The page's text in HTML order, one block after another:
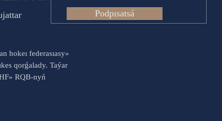
Podpısatsá
hokeı federasıasy»
qorǵalady. Taýar
RQB-nyń